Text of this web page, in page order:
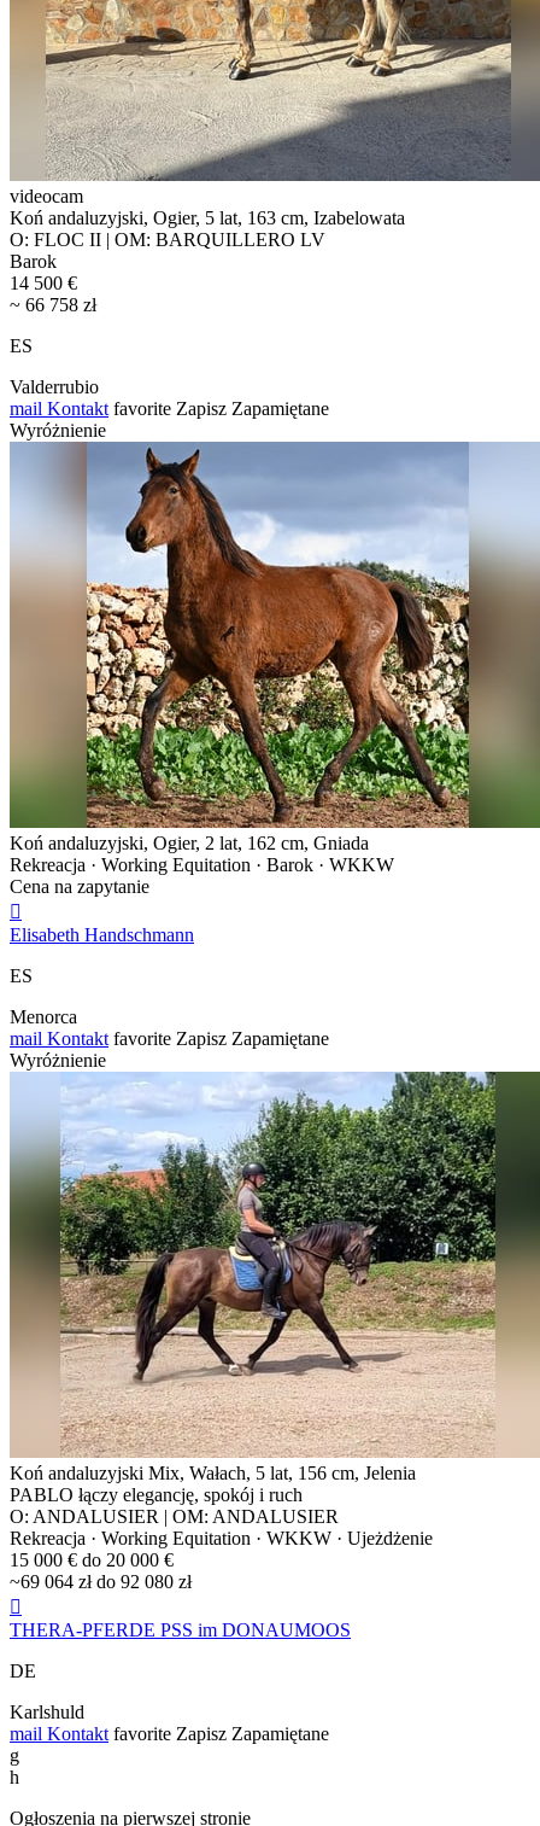
videocam
Koń andaluzyjski, Ogier, 5 lat, 163 cm, Izabelowata
O: FLOC II | OM: BARQUILLERO LV
Barok
14 500 €
~ 66 758 zł
ES
Valderrubio
mail Kontakt favorite Zapisz Zapamiętane
Wyróżnienie
Koń andaluzyjski, Ogier, 2 lat, 162 cm, Gniada
Rekreacja · Working Equitation · Barok · WKKW
Cena na zapytanie

Elisabeth Handschmann
ES
Menorca
mail Kontakt favorite Zapisz Zapamiętane
Wyróżnienie
Koń andaluzyjski Mix, Wałach, 5 lat, 156 cm, Jelenia
PABLO łączy elegancję, spokój i ruch
O: ANDALUSIER | OM: ANDALUSIER
Rekreacja · Working Equitation · WKKW · Ujeżdżenie
15 000 € do 20 000 €
~69 064 zł do 92 080 zł

THERA-PFERDE PSS im DONAUMOOS
DE
Karlshuld
mail Kontakt favorite Zapisz Zapamiętane
g
h
Ogłoszenia na pierwszej stronie